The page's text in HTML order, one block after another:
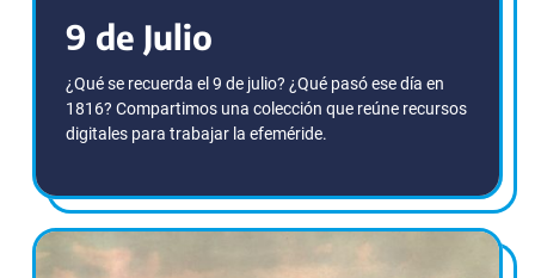
9 de Julio
¿Qué se recuerda el 9 de julio? ¿Qué pasó ese día en
1816? Compartimos una colección que reúne recursos
digitales para trabajar la efeméride.